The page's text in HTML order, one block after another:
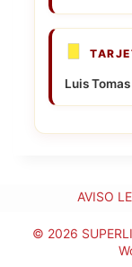
Luis Tomas
AVISO
© 2026